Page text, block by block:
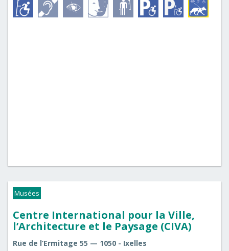
Musées
Centre International pour la Ville,
l’Architecture et le Paysage (CIVA)
Rue de l’Ermitage 55 — 1050 - Ixelles